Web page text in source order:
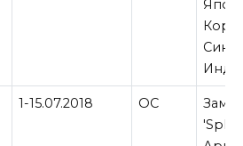
1-15.07.2018 ОС